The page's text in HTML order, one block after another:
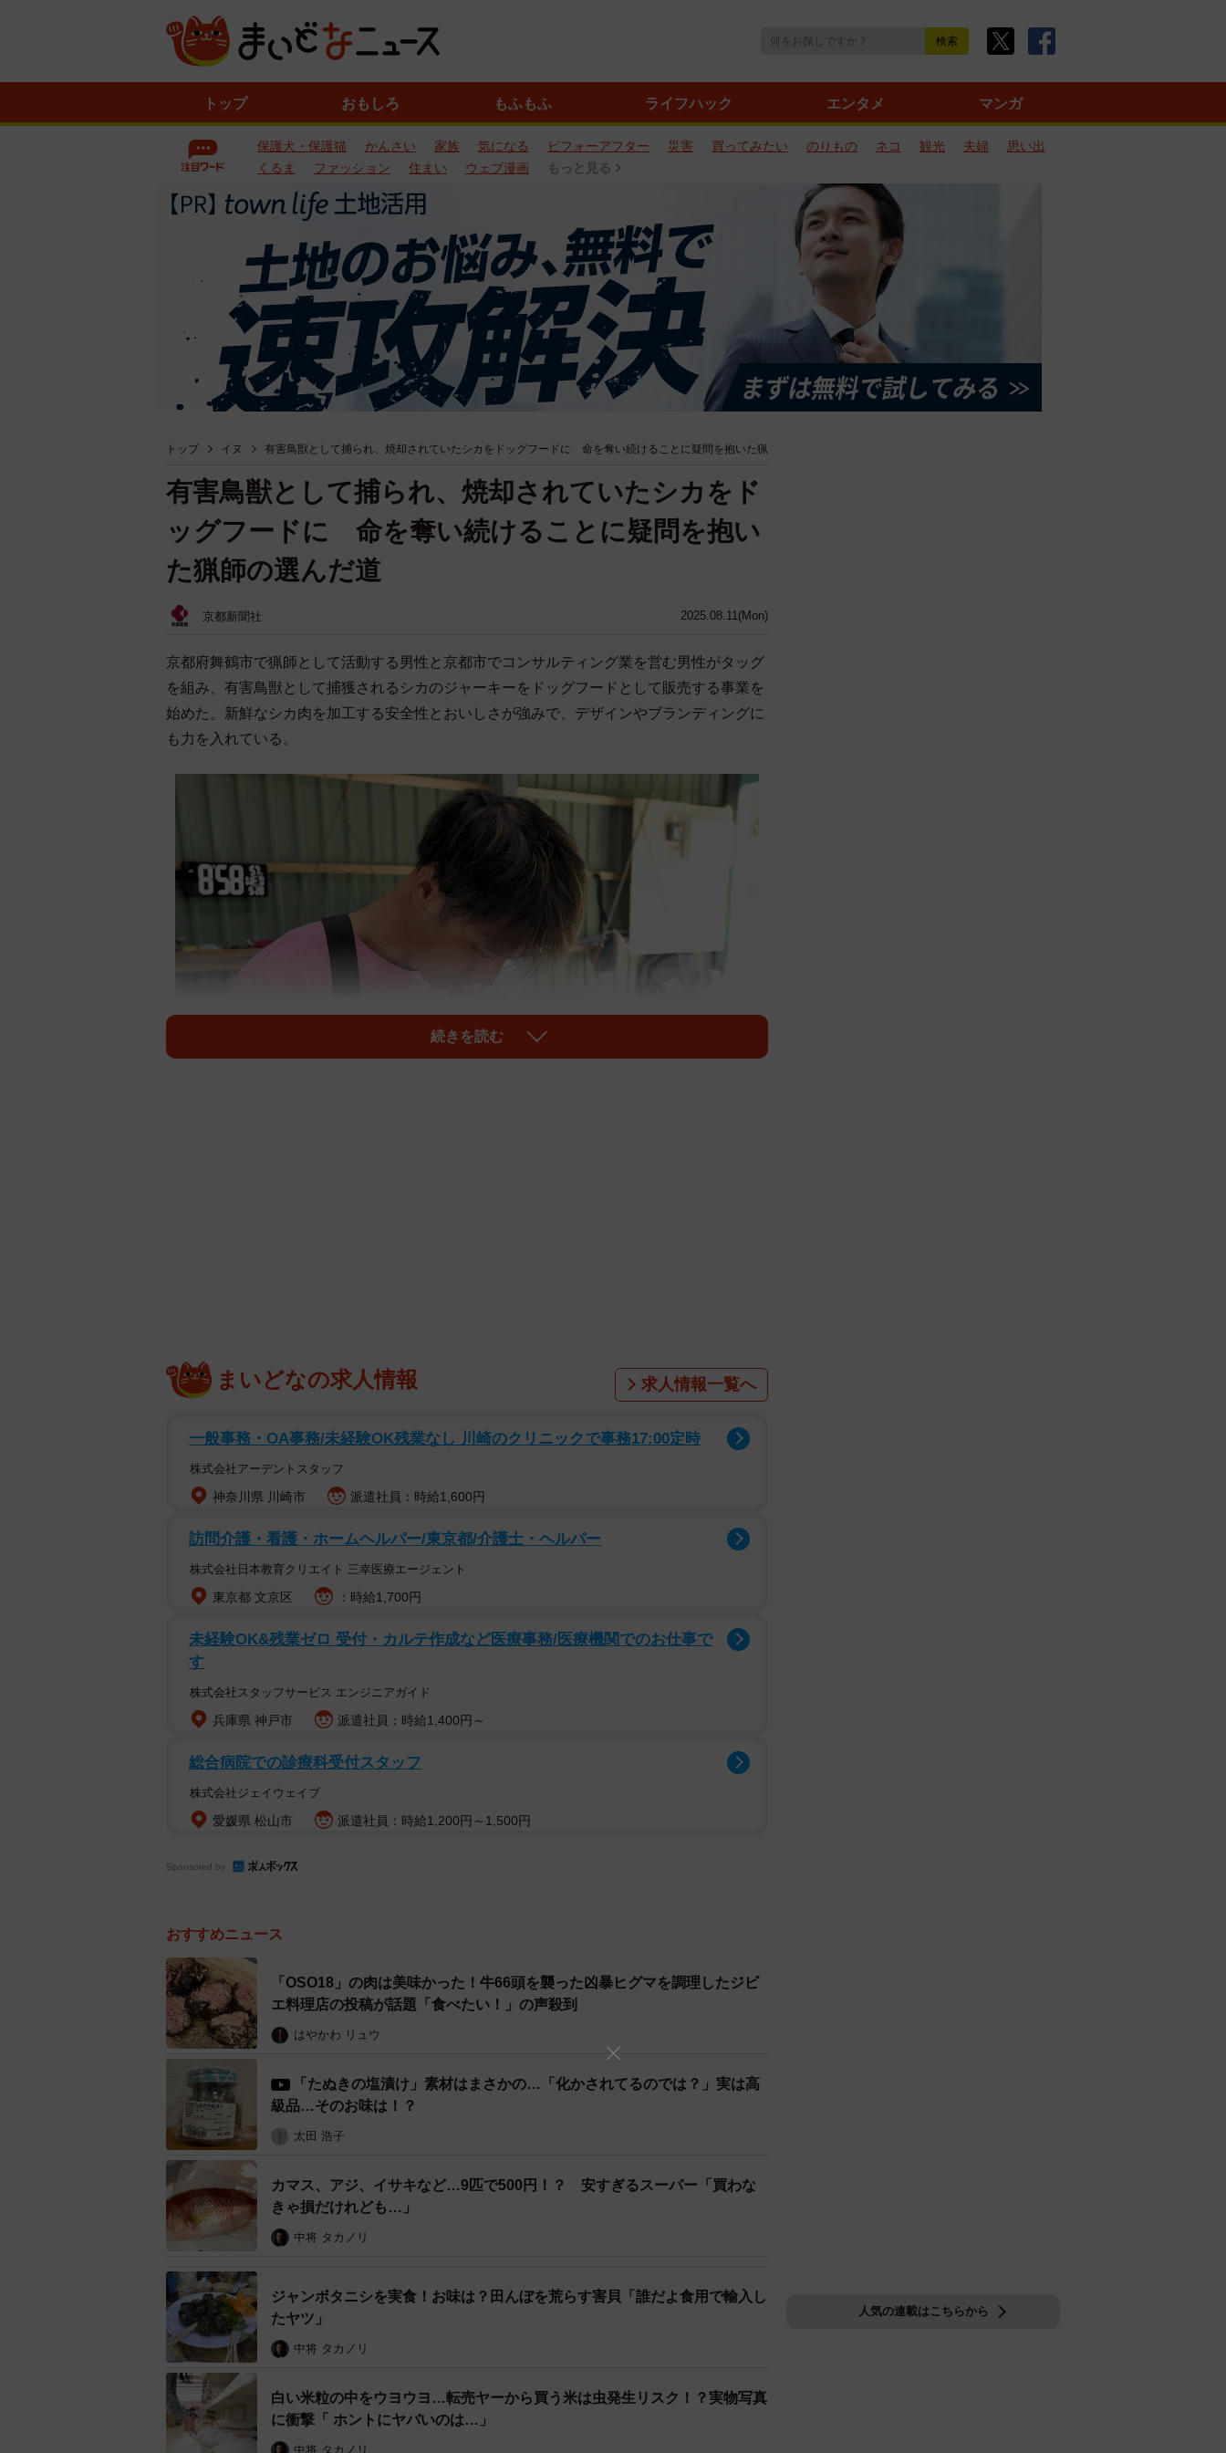
トップ おもしろ もふもふ ライフハック エンタメ マンガ
保護犬・保護猫 かんさい 家族 気になる ビフォーアフター 災害 買ってみたい のりもの ネコ 観光 夫婦
思い出
くるま
ファッション 住まい ウェブ漫画 もっと見る
トップ イヌ 有害鳥獣として捕られ、焼却されていたシカをドッグフードに 命を奪い続けることに疑問を抱いた猟
2025.08.11(Mon)
有害鳥獣として捕られ、焼却されていたシカをド
ッグフードに 命を奪い続けることに疑問を抱い
た猟師の選んだ道
京都新聞社
京都府舞鶴市で猟師として活動する男性と京都市でコンサルティング業を営む男性がタッグ
を組み、有害鳥獣として捕獲されるシカのジャーキーをドッグフードとして販売する事業を
始めた。新鮮なシカ肉を加工する安全性とおいしさが強みで、デザインやブランディングに
も力を入れている。
犬用ジャーキーにするため、さばいたシカ肉をスライスする泉さん（舞鶴市河原）
舞鶴市ではシカによる農作物の被害が深刻だ。対策として市が市内の猟友会に依頼している
シカの捕獲数は2023年が1777頭で、4年前の2倍超に増えた。市によると、猟友会への報償
や焼却処理の財政負担は大きくなっているという。
本業のドライアイス販売の傍ら約10年前から有害鳥獣の捕獲に従事する泉政徒さん（54）
は、こうした状況を知りシカを活用することを考えた。捕獲、焼却処理して命を奪い続ける
ことに疑問を持っていたことも背景にあった。
当初は食用ジビエを検討したが、衛生基準の厳しさなどからドッグフードに変更。同市河原
地区に新設した作業場は、費用負担を考え自分たちで建てた。泉さんは「軽い気持ちで始め
取引先を通じて泉さんと出会ったnullkyoto（ナルキョウト、京都市中京区）代表江口紀文さ
ん（42）は、「思いに共感して自分も一緒にやりたいと思った」。ビジネスとしても可能性
があると見通し、同社の新規事業としてシカ肉のドッグフードを展開するブランド
「Rawto（ロウトゥ）」を立ち上げた。
泉さんと江口さんらが発売した舞鶴産鹿肉の犬用ジャーキー。スタイリッシュなデザインにもこだわったという
4月に販売を開始してからは、加佐地域で捕獲されたシカの一部を泉さんが新鮮なうちにさ
ばいてスライスし、乾燥機でジャーキーに加工。利用者からは「鮮度が良く雑味がないから
か、食いつきもすごく良い」と人気という。販売やPRは江口さんらが担い、スタイリッシ
ュな包装のデザインやホームページ（HP）での発信にこだわっている。
泉さんは「なんとか販売開始までこぎ着けた。これから販路を確立して事業を軌道に乗せた
い」と意気込む。
続きを読む
まいどなの求人情報 求人情報一覧へ
一般事務・OA事務/未経験OK残業なし 川崎のクリニックで事務17:00定時
株式会社アーデントスタッフ
神奈川県 川崎市 派遣社員：時給1,600円
訪問介護・看護・ホームヘルパー/東京都/介護士・ヘルパー
株式会社日本教育クリエイト 三幸医療エージェント
東京都 文京区 ：時給1,700円
未経験OK&残業ゼロ 受付・カルテ作成など医療事務/医療機関でのお仕事で
す
株式会社スタッフサービス エンジニアガイド
兵庫県 神戸市 派遣社員：時給1,400円～
総合病院での診療科受付スタッフ
株式会社ジェイウェイブ
愛媛県 松山市 派遣社員：時給1,200円～1,500円
Sponsored by
おすすめニュース
「OSO18」の肉は美味かった！牛66頭を襲った凶暴ヒグマを調理したジビ
エ料理店の投稿が話題「食べたい！」の声殺到
はやかわ リュウ
「たぬきの塩漬け」素材はまさかの…「化かされてるのでは？」実は高
級品…そのお味は！？
太田 浩子
カマス、アジ、イサキなど…9匹で500円！？ 安すぎるスーパー「買わな
きゃ損だけれども…」
中将 タカノリ
ジャンボタニシを実食！お味は？田んぼを荒らす害貝「誰だよ食用で輸入し
たヤツ」
中将 タカノリ
白い米粒の中をウヨウヨ…転売ヤーから買う米は虫発生リスク！？実物写真
に衝撃「 ホントにヤバいのは…」
中将 タカノリ
人気の連載はこちらから